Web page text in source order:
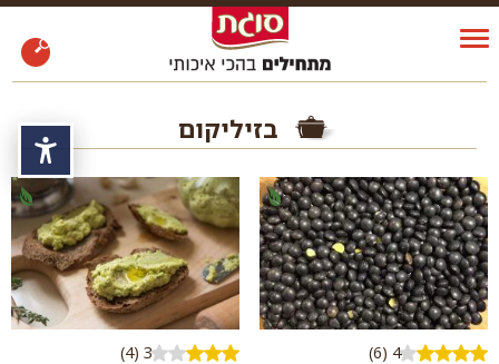
בזיליקום
4 (6)
3 (4)